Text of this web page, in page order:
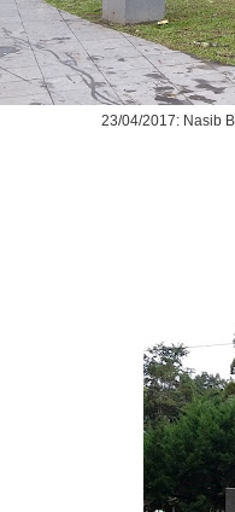
23/04/2017: Nasib